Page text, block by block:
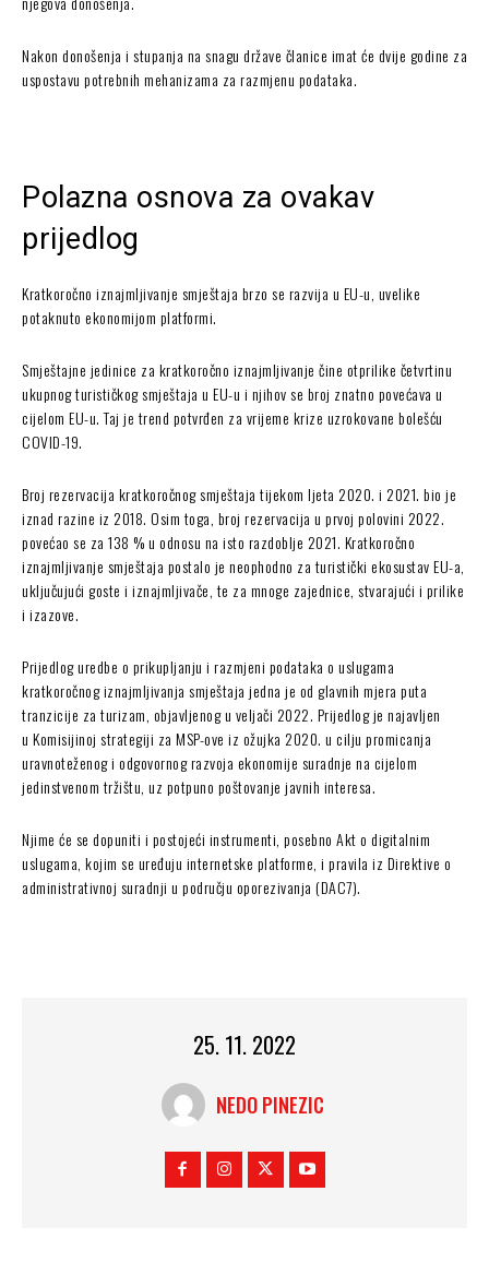
Nakon donošenja i stupanja na snagu države članice imat će dvije godine za
uspostavu potrebnih mehanizama za razmjenu podataka.
Polazna osnova za ovakav
prijedlog
Kratkoročno iznajmljivanje smještaja brzo se razvija u EU-u, uvelike
potaknuto ekonomijom platformi.
Smještajne jedinice za kratkoročno iznajmljivanje čine otprilike četvrtinu
ukupnog turističkog smještaja u EU-u i njihov se broj znatno povećava u
cijelom EU-u. Taj je trend potvrđen za vrijeme krize uzrokovane bolešću
COVID-19.
Broj rezervacija kratkoročnog smještaja tijekom ljeta 2020. i 2021. bio je
iznad razine iz 2018. Osim toga, broj rezervacija u prvoj polovini 2022.
povećao se za 138 % u odnosu na isto razdoblje 2021. Kratkoročno
iznajmljivanje smještaja postalo je neophodno za turistički ekosustav EU-a,
uključujući goste i iznajmljivače, te za mnoge zajednice, stvarajući i prilike
i izazove.
Prijedlog uredbe o prikupljanju i razmjeni podataka o uslugama
kratkoročnog iznajmljivanja smještaja jedna je od glavnih mjera puta
tranzicije za turizam, objavljenog u veljači 2022. Prijedlog je najavljen
u Komisijinoj strategiji za MSP-ove iz ožujka 2020. u cilju promicanja
uravnoteženog i odgovornog razvoja ekonomije suradnje na cijelom
jedinstvenom tržištu, uz potpuno poštovanje javnih interesa.
Njime će se dopuniti i postojeći instrumenti, posebno Akt o digitalnim
uslugama, kojim se uređuju internetske platforme, i pravila iz Direktive o
administrativnoj suradnji u području oporezivanja (DAC7).
25. 11. 2022
NEDO PINEZIC